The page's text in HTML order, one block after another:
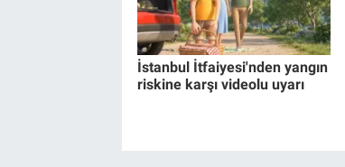
İstanbul İtfaiyesi'nden yangın
riskine karşı videolu uyarı